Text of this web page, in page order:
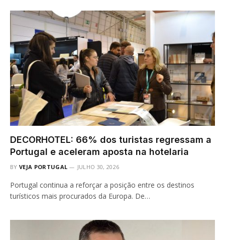
DECORHOTEL: 66% dos turistas regressam a
Portugal e aceleram aposta na hotelaria
BY VEJA PORTUGAL JULHO 30, 2026
Portugal continua a reforçar a posição entre os destinos
turísticos mais procurados da Europa. De…